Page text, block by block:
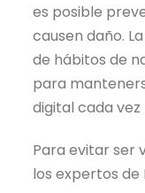
es posible
causen daño.
de hábitos de
para
digital cada
Para evitar ser
los expertos de